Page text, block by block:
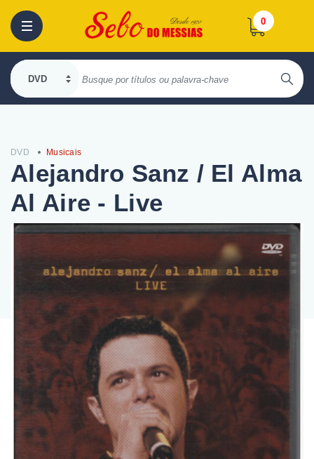
0
DVD Musicais
Alejandro Sanz / El Alma
Al Aire - Live